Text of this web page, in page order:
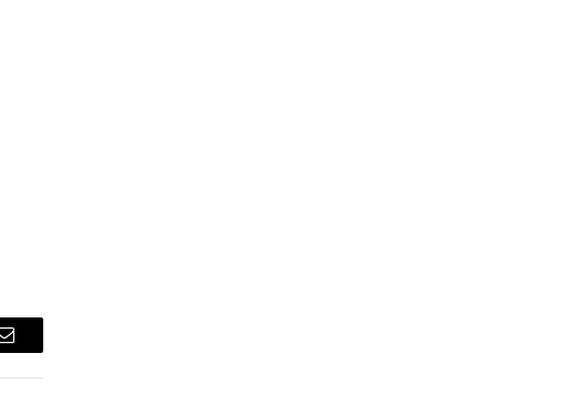
Email